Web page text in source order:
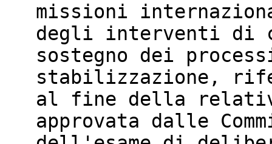
missioni
degli interventi di
sostegno dei
stabilizzazione,
al fine della
approvata dalle